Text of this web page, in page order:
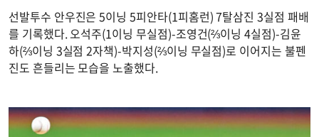
선발투수 안우진은 5이닝 5피안타(1피홈런) 7탈삼진 3실점 패배
를 기록했다. 오석주(1이닝 무실점)-조영건(⅔이닝 4실점)-김윤
하(⅔이닝 3실점 2자책)-박지성(⅔이닝 무실점)로 이어지는 불펜
진도 흔들리는 모습을 노출했다.